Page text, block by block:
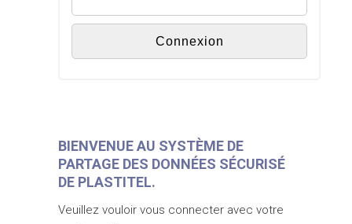
BIENVENUE AU SYSTÈME DE
PARTAGE DES DONNÉES SÉCURISÉ
DE PLASTITEL.
Veuillez vouloir vous connecter avec votre